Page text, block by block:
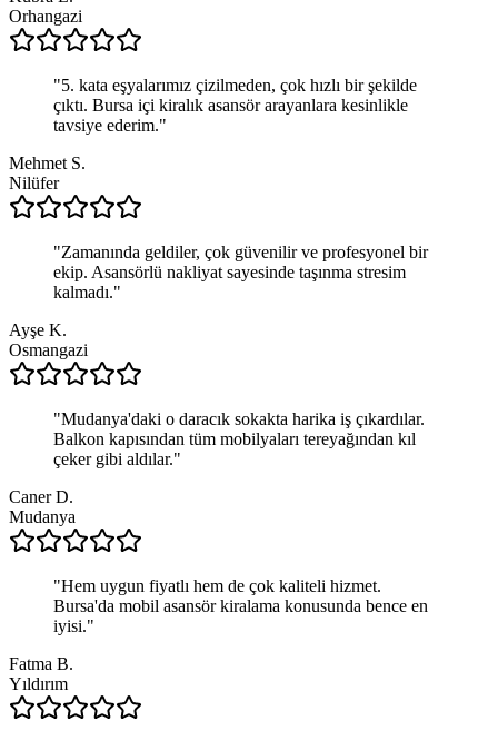
Orhangazi
"5. kata eşyalarımız çizilmeden, çok hızlı bir şekilde
çıktı. Bursa içi kiralık asansör arayanlara kesinlikle
tavsiye ederim."
Mehmet S.
Nilüfer
"Zamanında geldiler, çok güvenilir ve profesyonel bir
ekip. Asansörlü nakliyat sayesinde taşınma stresim
kalmadı."
Ayşe K.
Osmangazi
"Mudanya'daki o daracık sokakta harika iş çıkardılar.
Balkon kapısından tüm mobilyaları tereyağından kıl
çeker gibi aldılar."
Caner D.
Mudanya
"Hem uygun fiyatlı hem de çok kaliteli hizmet.
Bursa'da mobil asansör kiralama konusunda bence en
iyisi."
Fatma B.
Yıldırım